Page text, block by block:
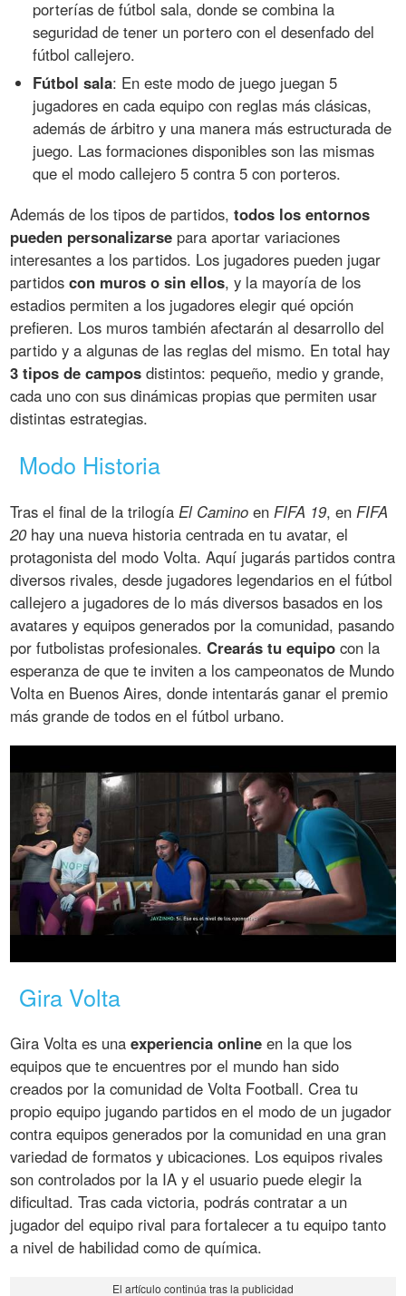
porterías de fútbol sala, donde se combina la
seguridad de tener un portero con el desenfado del
fútbol callejero.
Fútbol sala: En este modo de juego juegan 5
jugadores en cada equipo con reglas más clásicas,
además de árbitro y una manera más estructurada de
juego. Las formaciones disponibles son las mismas
que el modo callejero 5 contra 5 con porteros.
Además de los tipos de partidos,todos los entornos
pueden personalizarse para aportar variaciones
interesantes a los partidos. Los jugadores pueden jugar
partidoscon muros o sin ellos, y la mayoría de los
estadios permiten a los jugadores elegir qué opción
prefieren. Los muros también afectarán al desarrollo del
partido y a algunas de las reglas del mismo. En total hay
3 tipos de campos distintos: pequeño, medio y grande,
cada uno con sus dinámicas propias que permiten usar
distintas estrategias.
Modo Historia
Tras el final de la trilogía El Camino en FIFA 19, en FIFA
20hay una nueva historia centrada en tu avatar, el
protagonista del modo Volta. Aquí jugarás partidos contra
diversos rivales, desde jugadores legendarios en el fútbol
callejero a jugadores de lo más diversos basados en los
avatares y equipos generados por la comunidad, pasando
por futbolistas profesionales.Crearás tu equipo con la
esperanza de que te inviten a los campeonatos de Mundo
Volta en Buenos Aires, donde intentarás ganar el premio
más grande de todos en el fútbol urbano.
Gira Volta
Gira Volta es unaexperiencia online en la que los
equipos que te encuentres por el mundo han sido
creados por la comunidad de Volta Football. Crea tu
propio equipo jugando partidos en el modo de un jugador
contra equipos generados por la comunidad en una gran
variedad de formatos y ubicaciones. Los equipos rivales
son controlados por la IA y el usuario puede elegir la
dificultad. Tras cada victoria, podrás contratar a un
jugador del equipo rival para fortalecer a tu equipo tanto
a nivel de habilidad como de química.